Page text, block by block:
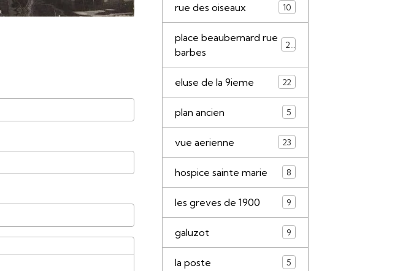
rue des oiseaux 10
place beaubernard rue
barbes
21
eluse de la 9ieme 22
plan ancien 5
vue aerienne 23
hospice sainte marie 8
les greves de 1900 9
galuzot 9
la poste 5